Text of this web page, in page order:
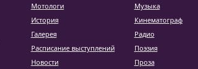
Мотологи
История
Галерея
Расписание выступлений
Новости
Музыка
Кинематограф
Радио
Поэзия
Проза